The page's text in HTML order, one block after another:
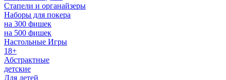
Стапели и органайзеры
Наборы для покера
на 300 фишек
на 500 фишек
Настольные Игры
18+
Абстрактные
детские
Для детей